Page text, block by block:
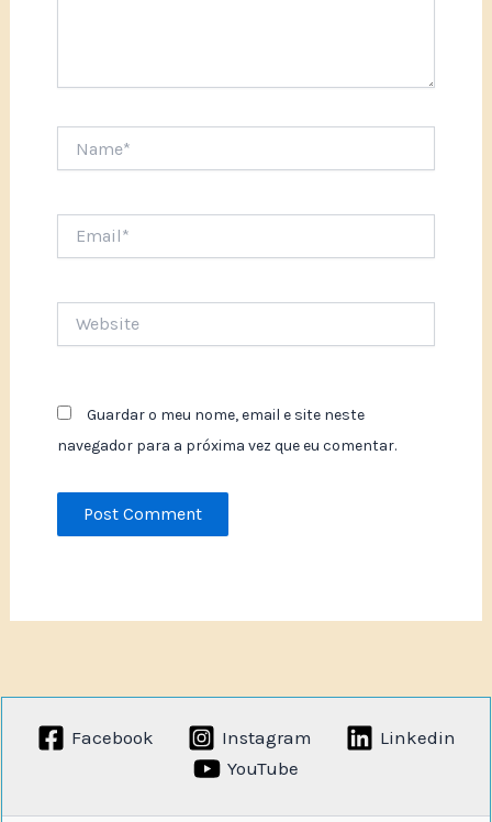
Guardar o meu nome, email e site neste
navegador para a próxima vez que eu comentar.
Facebook Instagram
Linkedin
YouTube